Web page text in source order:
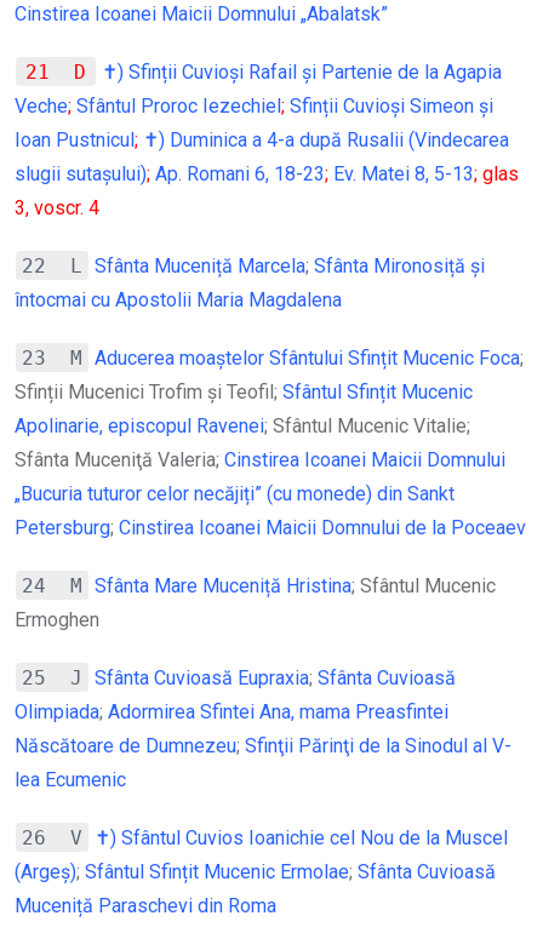
Cinstirea Icoanei Maicii Domnului „Abalatsk”
21 D
✝) Sfinții Cuvioși Rafail și Partenie de la Agapia
Veche; Sfântul Proroc Iezechiel; Sfinții Cuvioși Simeon și
Ioan Pustnicul; ✝) Duminica a 4-a după Rusalii (Vindecarea
slugii sutașului); Ap. Romani 6, 18-23; Ev. Matei 8, 5-13; glas
3, voscr. 4
22 L Sfânta Muceniță Marcela; Sfânta Mironosiță și
întocmai cu Apostolii Maria Magdalena
23 M Aducerea moaștelor Sfântului Sfințit Mucenic Foca;
Sfinții Mucenici Trofim și Teofil; Sfântul Sfințit Mucenic
Apolinarie, episcopul Ravenei; Sfântul Mucenic Vitalie;
Sfânta Muceniţă Valeria; Cinstirea Icoanei Maicii Domnului
„Bucuria tuturor celor necăjiți” (cu monede) din Sankt
Petersburg; Cinstirea Icoanei Maicii Domnului de la Poceaev
24 M Sfânta Mare Muceniță Hristina; Sfântul Mucenic
Ermoghen
25 J Sfânta Cuvioasă Eupraxia; Sfânta Cuvioasă
Olimpiada; Adormirea Sfintei Ana, mama Preasfintei
Născătoare de Dumnezeu; Sfinţii Părinţi de la Sinodul al V-
lea Ecumenic
26 V
✝) Sfântul Cuvios Ioanichie cel Nou de la Muscel
(Argeș); Sfântul Sfințit Mucenic Ermolae; Sfânta Cuvioasă
Muceniță Paraschevi din Roma